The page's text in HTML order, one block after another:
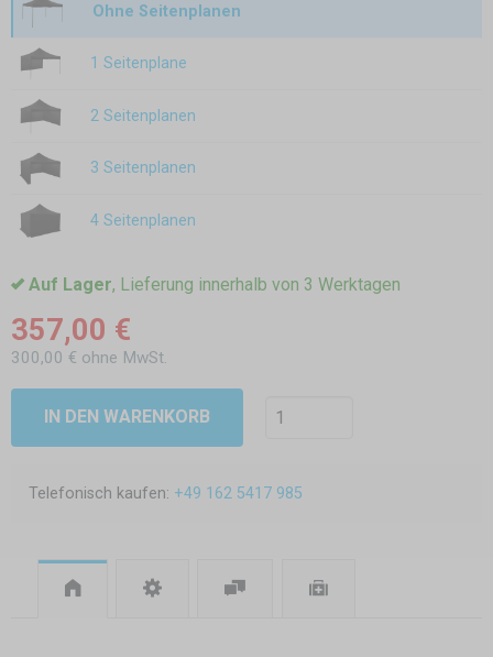
Ohne Seitenplanen
1 Seitenplane
2 Seitenplanen
3 Seitenplanen
4 Seitenplanen
Auf Lager, Lieferung innerhalb von 3 Werktagen
357,00 €
300,00 € ohne MwSt.
IN DEN WARENKORB
Telefonisch kaufen: +49 162 5417 985